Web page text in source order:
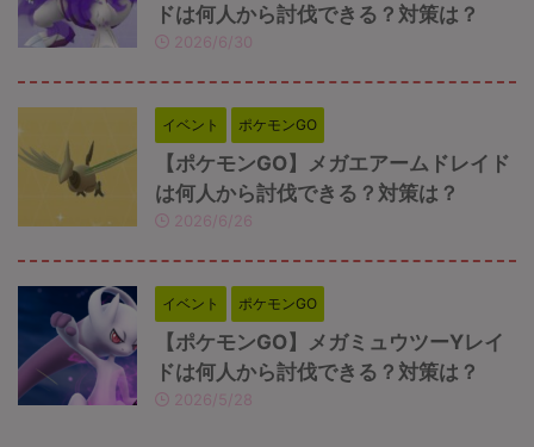
ドは何人から討伐できる？対策は？
2026/6/30
イベント ポケモンGO
【ポケモンGO】メガエアームドレイド
は何人から討伐できる？対策は？
2026/6/26
イベント ポケモンGO
【ポケモンGO】メガミュウツーYレイ
ドは何人から討伐できる？対策は？
2026/5/28